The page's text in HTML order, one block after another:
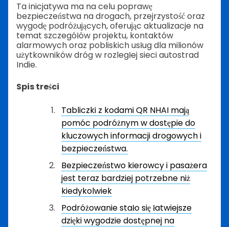
Ta inicjatywa ma na celu poprawę
bezpieczeństwa na drogach, przejrzystość oraz
wygodę podróżujących, oferując aktualizacje na
temat szczegółów projektu, kontaktów
alarmowych oraz pobliskich usług dla milionów
użytkowników dróg w rozległej sieci autostrad
Indie.
Spis treści
Tabliczki z kodami QR NHAI mają
pomóc podróżnym w dostępie do
kluczowych informacji drogowych i
bezpieczeństwa.
Bezpieczeństwo kierowcy i pasażera
jest teraz bardziej potrzebne niż
kiedykolwiek
Podróżowanie stało się łatwiejsze
dzięki wygodzie dostępnej na